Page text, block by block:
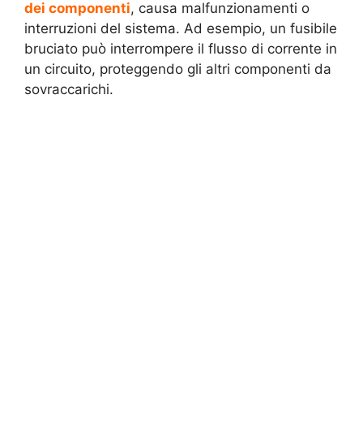
dei componenti, causa malfunzionamenti o
interruzioni del sistema. Ad esempio, un fusibile
bruciato può interrompere il flusso di corrente in
un circuito, proteggendo gli altri componenti da
sovraccarichi.